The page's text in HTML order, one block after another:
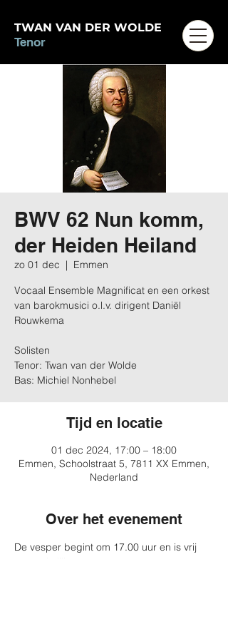
TWAN VAN DER WOLDE
Tenor
BWV 62 Nun komm,
der Heiden Heiland
zo 01 dec
  |
Emmen
Vocaal Ensemble Magnificat en een orkest
van barokmusici o.l.v. dirigent Daniël
Rouwkema
Solisten
Tenor: Twan van der Wolde
Bas: Michiel Nonhebel
Tijd en locatie
01 dec 2024, 17:00 – 18:00
Emmen, Schoolstraat 5, 7811 XX Emmen,
Nederland
Over het evenement
De vesper begint om 17.00 uur en is vrij